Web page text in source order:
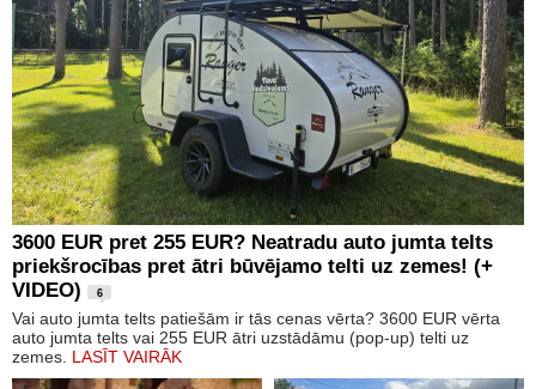
3600 EUR pret 255 EUR? Neatradu auto jumta telts
priekšrocības pret ātri būvējamo telti uz zemes! (+
VIDEO)
6
Vai auto jumta telts patiešām ir tās cenas vērta? 3600 EUR vērta
auto jumta telts vai 255 EUR ātri uzstādāmu (pop-up) telti uz
zemes. LASĪT VAIRĀK